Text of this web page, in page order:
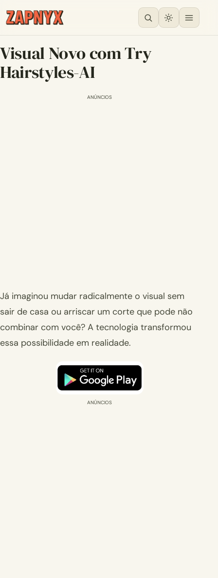
Visual Novo com Try
Hairstyles-AI
ANÚNCIOS
Já imaginou mudar radicalmente o visual sem
sair de casa ou arriscar um corte que pode não
combinar com você? A tecnologia transformou
essa possibilidade em realidade.
ANÚNCIOS